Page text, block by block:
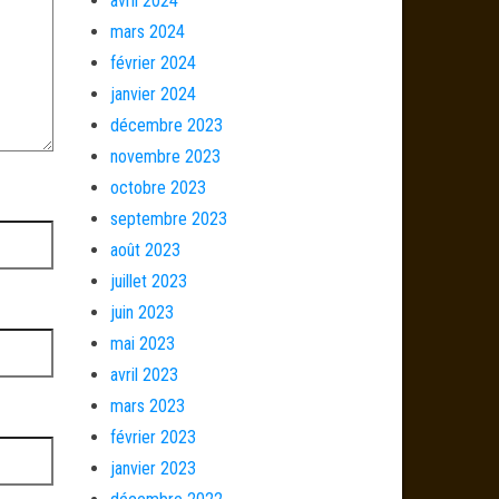
mars 2024
février 2024
janvier 2024
décembre 2023
novembre 2023
octobre 2023
septembre 2023
août 2023
juillet 2023
juin 2023
mai 2023
avril 2023
mars 2023
février 2023
janvier 2023